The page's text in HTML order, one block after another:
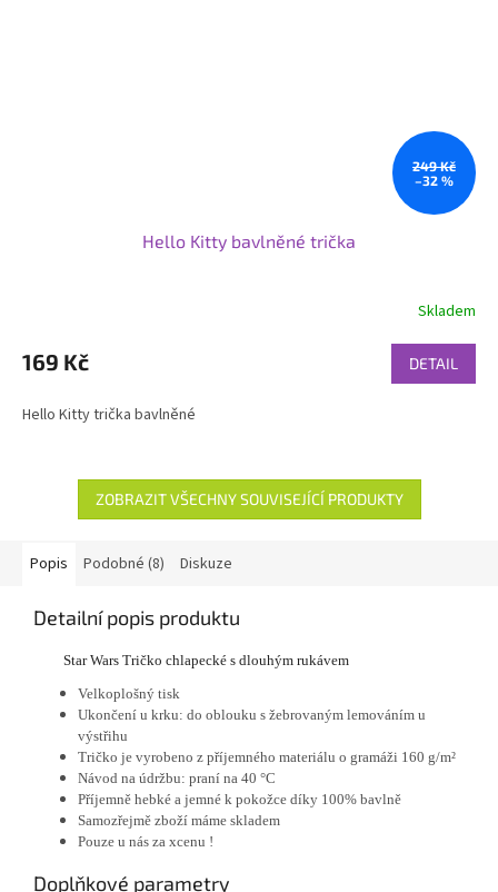
249 Kč
–32 %
Hello Kitty bavlněné trička
Skladem
169 Kč DETAIL
Hello Kitty trička bavlněné
ZOBRAZIT VŠECHNY SOUVISEJÍCÍ PRODUKTY
Popis Podobné (8) Diskuze
Detailní popis produktu
Star Wars Tričko chlapecké s dlouhým rukávem
Velkoplošný tisk
Ukončení u krku: do oblouku s žebrovaným lemováním u
výstřihu
Tričko je vyrobeno z příjemného materiálu o gramáži 160 g/m²
Návod na údržbu: praní na 40 °C
Příjemně hebké a jemné k pokožce díky 100% bavlně
Samozřejmě zboží máme skladem
Pouze u nás za xcenu !
Doplňkové parametry